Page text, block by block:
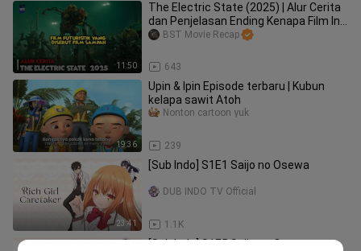
11:50
The Electric State (2025) | Alur Cerita
dan Penjelasan Ending Kenapa Film Ini
Disebut Film Sampah
643
BST Movie Recap
19:36
Upin & Ipin Episode terbaru | Kubun
kelapa sawit Atoh
239
Nonton cartoon yuk
23:41
[Sub ‎Indo]‎ S1E1‎ Saijo‎ no‎ Osewa ‎ ‎ ‎ ‎ ‎ ‎ ‎ ‎ ‎ ‎ ‎ ‎ ‎ ‎ ‎ ‎
1.1K
DUB INDO TV Official
[Sub Indo]‎ S1E5‎ Saijo‎ no‎ Osewa‎ ‎ ‎ ‎ ‎ ‎ ‎ ‎ ‎ ‎ ‎ ‎ ‎ ‎ ‎ ‎ ‎